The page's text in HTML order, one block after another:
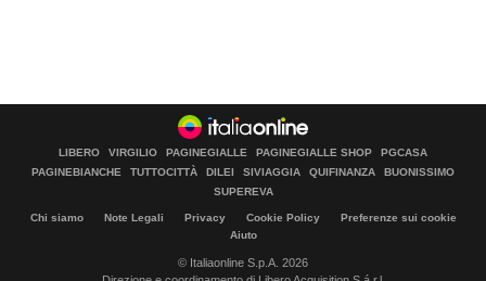
LIBERO VIRGILIO PAGINEGIALLE PAGINEGIALLE SHOP
PGCASA
PAGINEBIANCHE
TUTTOCITTÀ DILEI SIVIAGGIA QUIFINANZA
BUONISSIMO
SUPEREVA
Chi siamo Note Legali Privacy Cookie Policy
Preferenze sui cookie
Aiuto
© Italiaonline S.p.A. 2026